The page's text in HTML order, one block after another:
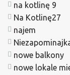
na kotlinę 9
Na Kotlinę27
najem
nowe balkony
nowe lokale